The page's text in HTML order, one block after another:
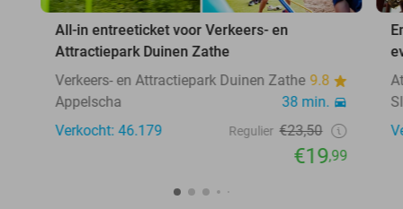
All-in entreeticket voor Verkeers- en
Attractiepark Duinen Zathe
Verkeers- en Attractiepark Duinen Zathe 9.8
Appelscha
38 min.
Verkocht: 46.179
Regulier €23,50
€19,99